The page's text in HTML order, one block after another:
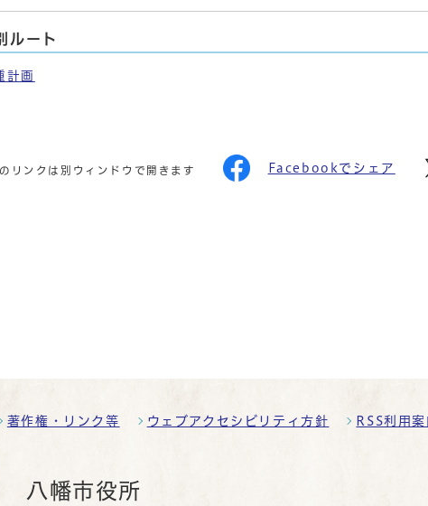
ルート
計画
リンクは別ウィンドウで開きます Facebookでシェア
著作権・リンク等 ウェブアクセシビリティ方針 RSS利用案
八幡市役所